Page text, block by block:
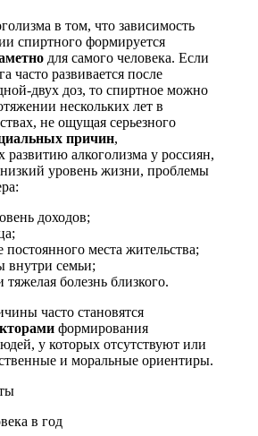
в том, что зависимость
спиртного формируется
для самого человека. Если
часто развивается после
двух доз, то спиртное можно
нескольких лет в
не ощущая серьезного
причин,
развитию алкоголизма у россиян,
уровень жизни, проблемы
доходов;
постоянного места жительства;
внутри семьи;
тяжелая болезнь близкого.
часто становятся
формирования
у которых отсутствуют или
и моральные ориентиры.
в год